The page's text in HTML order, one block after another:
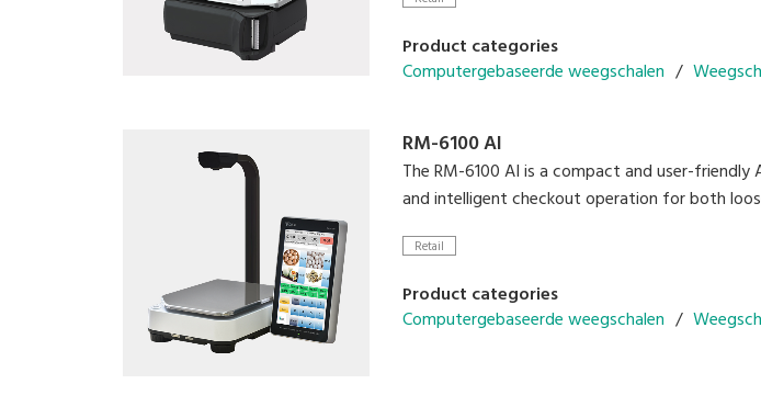
Schaalbare configuratie met toekomstgerichte
Videoweergave voor in-store promoties en
Hoge resolutie 300 dpi-labeldruk
Product categories
Computergebaseerde weegschalen
RM-6100 AI
The RM-6100 AI is a compact and user-
and intelligent checkout operation for both
Retail
Product categories
Computergebaseerde weegschalen